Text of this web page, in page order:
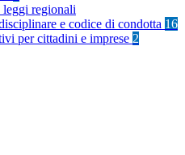
leggi regionali
e codice di condotta 16
per cittadini e imprese 2